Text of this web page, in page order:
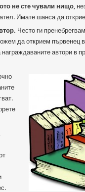
не сте чували нищо,
Имате шанса да
Често ги
да открием първенец
награждаваните автори в